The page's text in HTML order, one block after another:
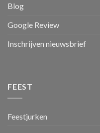
Blog
Google Review
Inschrijven nieuwsbrief
FEEST
Feestjurken